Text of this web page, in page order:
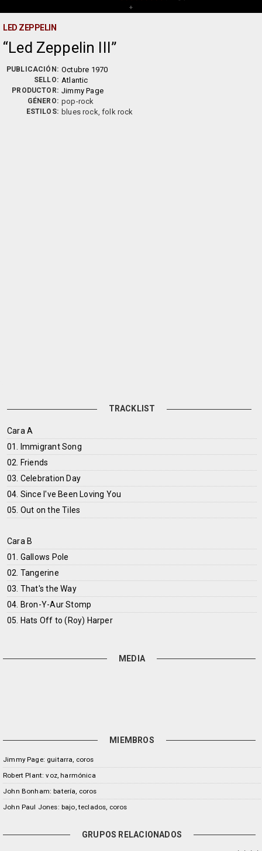
+
LED ZEPPELIN
Led Zeppelin III
PUBLICACIÓN: Octubre 1970
SELLO: Atlantic
PRODUCTOR: Jimmy Page
GÉNERO: pop-rock
ESTILOS: blues rock, folk rock
TRACKLIST
Cara A
01. Immigrant Song
02. Friends
03. Celebration Day
04. Since I've Been Loving You
05. Out on the Tiles
Cara B
01. Gallows Pole
02. Tangerine
03. That's the Way
04. Bron-Y-Aur Stomp
05. Hats Off to (Roy) Harper
MEDIA
MIEMBROS
Jimmy Page: guitarra, coros
Robert Plant: voz, harmónica
John Bonham: batería, coros
John Paul Jones: bajo, teclados, coros
GRUPOS RELACIONADOS